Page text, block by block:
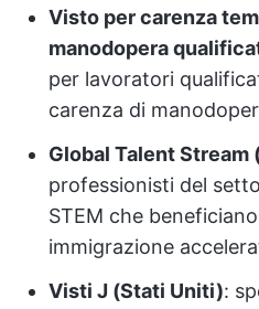
Visto per carenza
manodopera
per lavoratori
carenza di
Global Talent Stream
professionisti del
STEM che
immigrazione
Visti J (Stati Uniti):